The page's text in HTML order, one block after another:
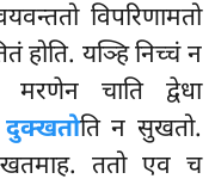
विपरिणामतो
होति. यञ्हि निच्चं न
मरणेन चाति द्वेधा
दुक्खतोति न सुखतो.
ततो एव च